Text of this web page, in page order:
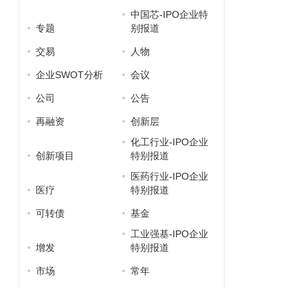
专题
中国芯-IPO企业特
别报道
交易 人物
企业SWOT分析 会议
公司 公告
再融资 创新层
创新项目
化工行业-IPO企业
特别报道
医疗
医药行业-IPO企业
特别报道
可转债 基金
增发
工业强基-IPO企业
特别报道
市场 常年